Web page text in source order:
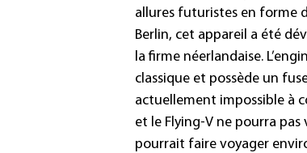
allures futuristes en forme
Berlin, cet appareil a été
la firme néerlandaise.
classique et possède un
actuellement impossible à
et le Flying-V ne pourra
pourrait faire voyager